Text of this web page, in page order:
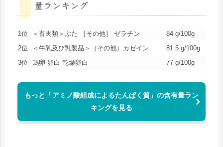
量ランキング
1位 ＜畜肉類＞ぶた ［その他］ ゼラチン
84 g/100g
2位
＜牛乳及び乳製品＞（その他）カゼイン
81.5 g/100g
3位
鶏卵 卵白 乾燥卵白 77 g/100g
もっと「アミノ酸組成によるたんぱく質」の含有量ラン
キングを見る